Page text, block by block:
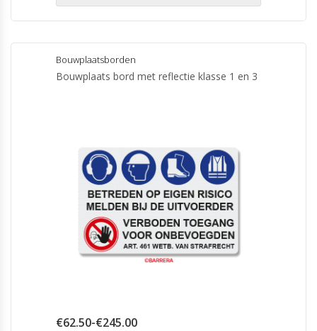
heeft
meerdere
variaties.
Deze
productpagina
Bouwplaatsborden
Bouwplaats bord met reflectie klasse 1 en 3
€62.50-€245.00Prijsklasse: